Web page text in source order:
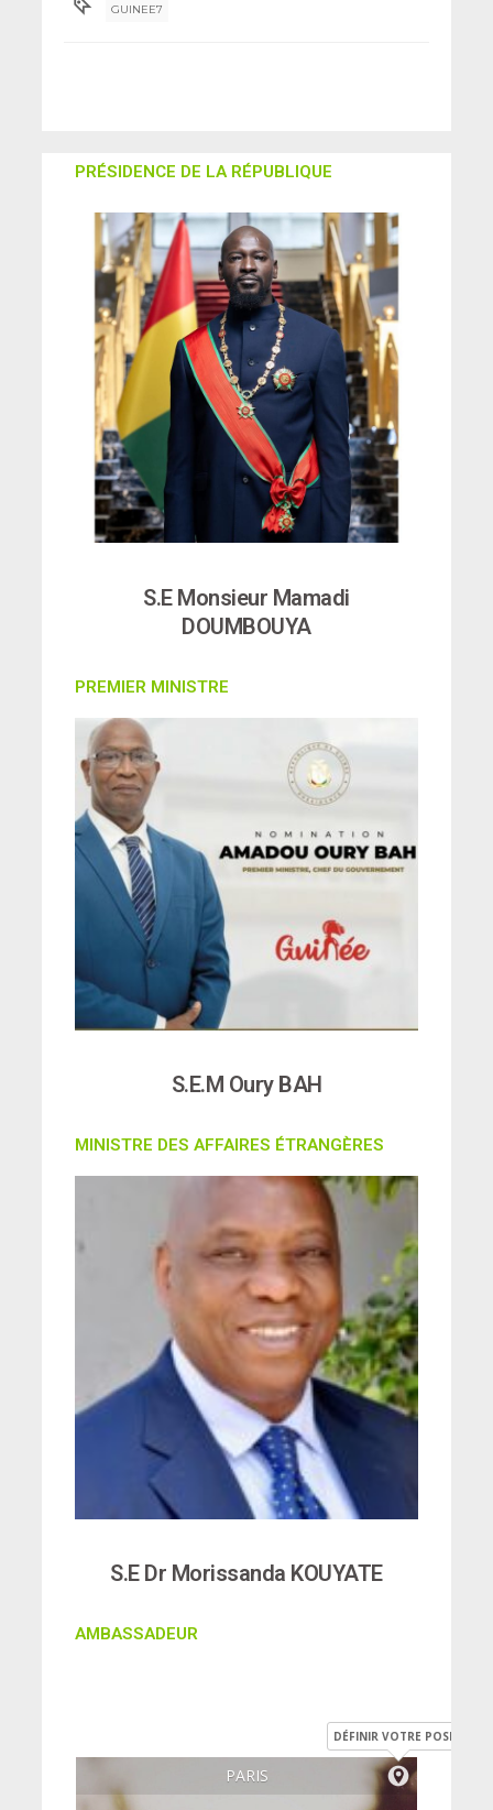
GUINEE7
PRÉSIDENCE DE LA RÉPUBLIQUE
S.E Monsieur Mamadi
DOUMBOUYA
PREMIER MINISTRE
S.E.M Oury BAH
MINISTRE DES AFFAIRES ÉTRANGÈRES
S.E Dr Morissanda KOUYATE
AMBASSADEUR
PARIS
DÉFINIR VOTRE POSITION